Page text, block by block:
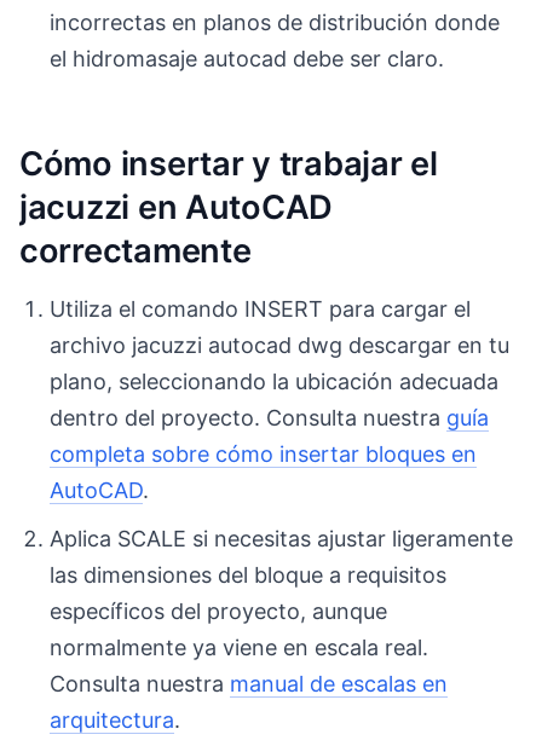
incorrectas en planos de distribución donde
el hidromasaje autocad debe ser claro.
Cómo insertar y trabajar el
jacuzzi en AutoCAD
correctamente
Utiliza el comando INSERT para cargar el
archivo jacuzzi autocad dwg descargar en tu
plano, seleccionando la ubicación adecuada
dentro del proyecto. Consulta nuestra guía
completa sobre cómo insertar bloques en
AutoCAD.
Aplica SCALE si necesitas ajustar ligeramente
las dimensiones del bloque a requisitos
específicos del proyecto, aunque
normalmente ya viene en escala real.
Consulta nuestra manual de escalas en
arquitectura.